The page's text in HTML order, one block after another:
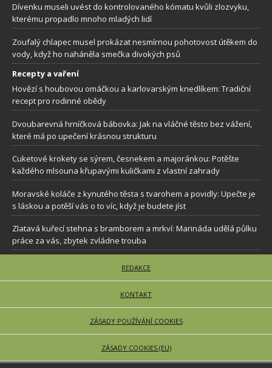
Dívenku museli uvést do kontrolovaného kómatu kvůli zlozvyku,
kterému propadlo mnoho mladých lidí
Zoufalý chlapec musel prokázat nesmírnou pohotovost útěkem do
vody, když ho naháněla smečka divokých psů
Recepty a vaření
Hovězí s houbovou omáčkou a karlovarským knedlíkem: Tradiční
recept pro rodinné obědy
Dvoubarevná hrníčková bábovka: Jak na vláčné těsto bez vážení,
které má po upečení krásnou strukturu
Cuketové krokety se sýrem, česnekem a majoránkou: Potěšte
každého mlsouna křupavými kuličkami z vlastní zahrady
Moravské koláče z kynutého těsta s tvarohem a povidly: Upečte je
s láskou a potěší vás o to víc, když je budete jíst
Zlatavá kuřecí stehna s bramborem a mrkví: Marináda udělá půlku
práce za vás, zbytek zvládne trouba
REDAKCE
KONTAKT
ZÁSADY POUŽÍVÁNÍ COOKIES
ZÁSADY COOKIES (EU)